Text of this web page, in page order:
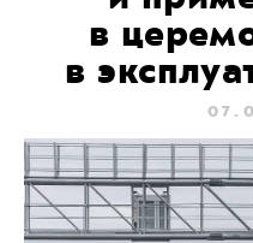
в
в